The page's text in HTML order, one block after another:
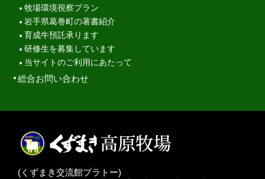
牧場環境視察プラン
岩手県葛巻町の著書紹介
育成牛預託承ります
研修生を募集しています
当サイトのご利用にあたって
総合お問い合わせ
(くずまき交流館プラトー)